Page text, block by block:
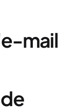
mail